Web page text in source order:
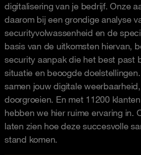
digitalisering van je bedrijf. Onze
daarom bij een grondige analyse
securityvolwassenheid en de
basis van de uitkomsten hiervan,
security aanpak die het best past
situatie en beoogde
samen jouw digitale
doorgroeien. En met 11200
hebben we hier ruime ervaring in.
laten zien hoe deze succesvolle
stand komen.